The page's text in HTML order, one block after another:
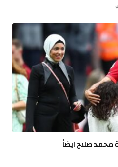
محمد صلاح ايضاً